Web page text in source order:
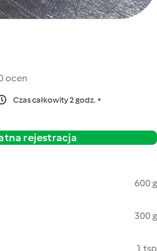
ocen
Czas całkowity 2 godz.
rejestracja
600 g
300 g
1 tsp